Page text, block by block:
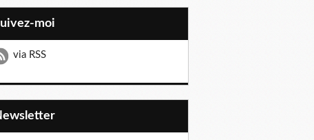
Suivez-moi
via RSS
Newsletter